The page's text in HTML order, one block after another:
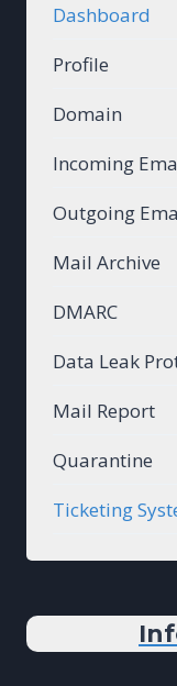
Dashboard
Profile
Domain
Incoming
Outgoing
Mail Archive
DMARC
Data Leak
Mail Report
Quarantine
Ticketing